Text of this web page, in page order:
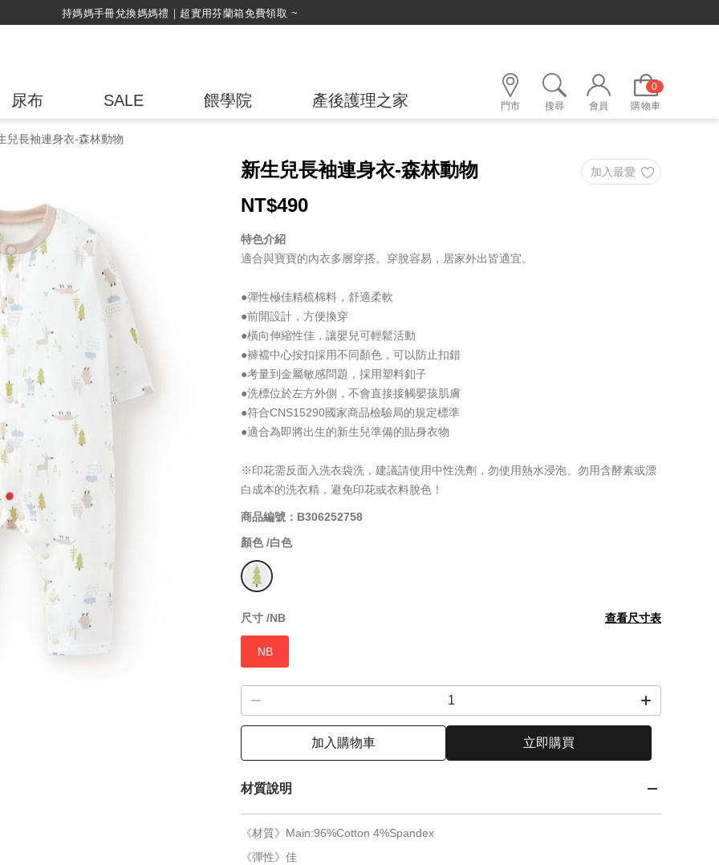
尿布 SALE 餵學院 產後護理之家 門市 搜尋 會員
0
購物車
兒長袖連身衣-森林動物
新生兒長袖連身衣-森林動物
NT$490
特色介紹
適合與寶寶的內衣多層穿搭。穿脫容易，居家外出皆適宜。
●彈性極佳精梳棉料，舒適柔軟
●前開設計，方便換穿
●橫向伸縮性佳，讓嬰兒可輕鬆活動
●褲襠中心按扣採用不同顏色，可以防止扣錯
●考量到金屬敏感問題，採用塑料釦子
●洗標位於左方外側，不會直接接觸嬰孩肌膚
●符合CNS15290國家商品檢驗局的規定標準
●適合為即將出生的新生兒準備的貼身衣物
※印花需反面入洗衣袋洗，建議請使用中性洗劑，勿使用熱水浸泡、勿用含酵素或漂
白成本的洗衣精，避免印花或衣料脫色！
商品編號：B306252758
顏色 /白色
尺寸 /NB 查看尺寸表
NB
加入購物車 立即購買
材質說明
《材質》Main:96%Cotton 4%Spandex
《彈性》佳